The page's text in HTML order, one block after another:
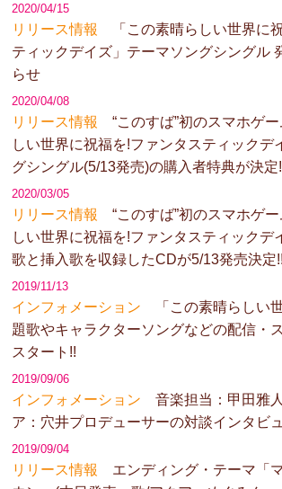
2020/04/15
リリース情報
「この素晴らしい世界に
ティックデイズ」テーマソングシングル
らせ
2020/04/08
リリース情報
“このすば”初のスマホゲ
しい世界に祝福を!ファンタスティックデ
グシングル(5/13発売)の購入者特典が決定
2020/03/05
リリース情報
“このすば”初のスマホゲ
しい世界に祝福を!ファンタスティックデ
歌と挿入歌を収録したCDが5/13発売決定!!
2019/11/13
インフォメーション 「この素晴らしい
題歌やキャラクターソングなどの配信・
スタート!!
2019/09/06
インフォメーション 音楽担当：甲田雅
ア：穴井プロデューサーの対談インタビ
2019/09/04
リリース情報
エンディング・テーマ「